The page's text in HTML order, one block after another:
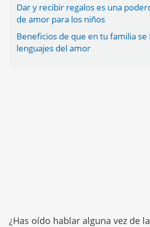
Dar y recibir regalos es una
de amor para los niños
Beneficios de que en tu familia se
lenguajes del amor
¿Has oído hablar alguna vez de la